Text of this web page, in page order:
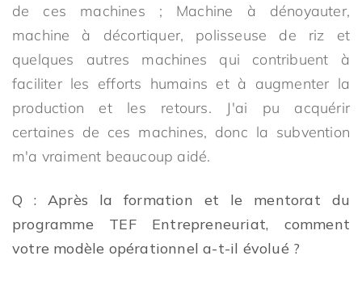
de ces machines ; Machine à dénoyauter,
machine à décortiquer, polisseuse de riz et
quelques autres machines qui contribuent à
faciliter les efforts humains et à augmenter la
production et les retours. J'ai pu acquérir
certaines de ces machines, donc la subvention
m'a vraiment beaucoup aidé.
Q : Après la formation et le mentorat du
programme TEF Entrepreneuriat, comment
votre modèle opérationnel a-t-il évolué ?